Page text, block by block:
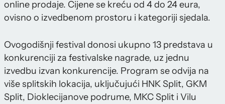
online prodaje. Cijene se kreću od 4 do 24 eura,
ovisno o izvedbenom prostoru i kategoriji sjedala.
Ovogodišnji festival donosi ukupno 13 predstava u
konkurenciji za festivalske nagrade, uz jednu
izvedbu izvan konkurencije. Program se odvija na
više splitskih lokacija, uključujući HNK Split, GKM
Split, Dioklecijanove podrume, MKC Split i Vilu